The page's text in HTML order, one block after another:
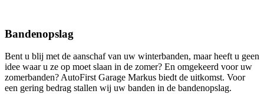
Bandenopslag
Bent u blij met de aanschaf van uw winterbanden, maar heeft u geen
idee waar u ze op moet slaan in de zomer? En omgekeerd voor uw
zomerbanden? AutoFirst Garage Markus biedt de uitkomst. Voor
een gering bedrag stallen wij uw banden in de bandenopslag.